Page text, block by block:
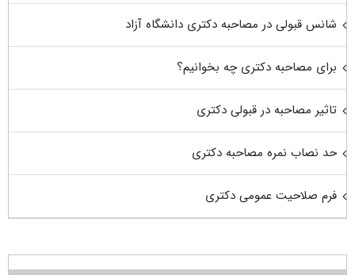
شانس قبولی در مصاحبه دکتری دانشگاه آزاد
برای مصاحبه دکتری چه بخوانیم؟
تاثیر مصاحبه در قبولی دکتری
حد نصاب نمره مصاحبه دکتری
فرم صلاحیت عمومی دکتری